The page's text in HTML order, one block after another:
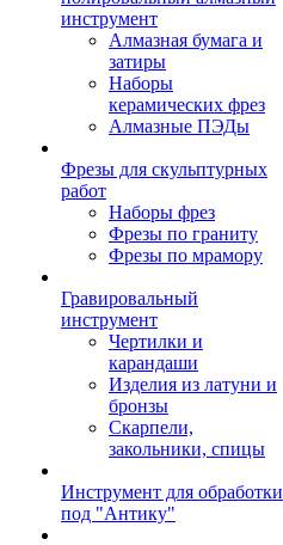
инструмент
Алмазная бумага и
затиры
Наборы
керамических фрез
Алмазные ПЭДы
Фрезы для скульптурных
работ
Наборы фрез
Фрезы по граниту
Фрезы по мрамору
Гравировальный
инструмент
Чертилки и
карандаши
Изделия из латуни и
бронзы
Скарпели,
закольники, спицы
Инструмент для обработки
под "Антику"